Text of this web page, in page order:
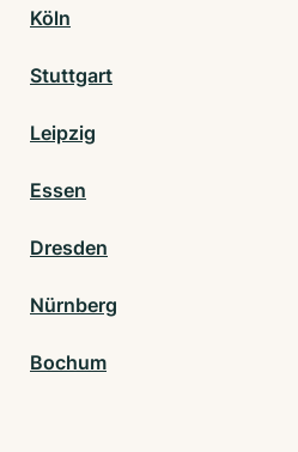
Köln
Stuttgart
Leipzig
Essen
Dresden
Nürnberg
Bochum